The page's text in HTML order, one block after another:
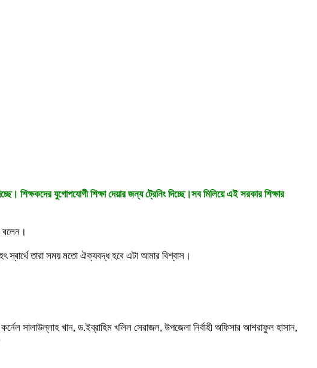
শিক্ষকদের যুগোপযোগী শিক্ষা দেয়ার জন্য ট্রেনিং দিচ্ছে।সব মিলিয়ে এই সরকার শিক্ষার
বলেন।
তারা সময় মতো ঐক্যবদ্ধ হবে এটা আমার বিশ্বাস।
সালাউল্লাহ খান, ড.ইব্রাহিম খলিল সেরাজল, উপজেলা নির্বাহী অফিসার আশরাফুল হাসান,